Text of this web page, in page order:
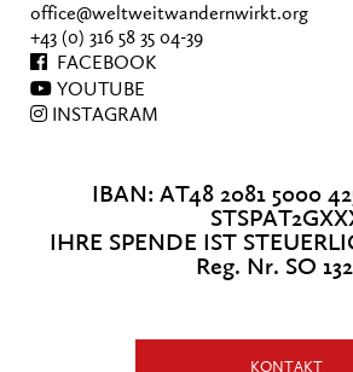
office@weltweitwandernwirkt.org
+43 (0) 316 58 35 04-39
FACEBOOK
YOUTUBE
INSTAGRAM
IBAN: AT48 2081 5000
IHRE SPENDE IST
Reg. Nr. SO
KONTAKT